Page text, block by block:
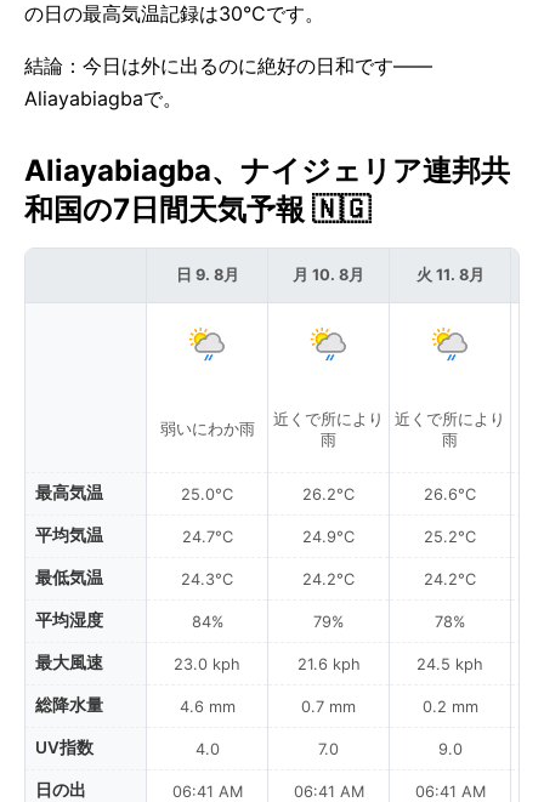
の日の最高気温記録は30°Cです。
結論：今日は外に出るのに絶好の日和です——
Aliayabiagbaで。
Aliayabiagba、ナイジェリア連邦共
和国の7日間天気予報 🇳🇬
最高気温
平均気温
最低気温
平均湿度
最大風速
総降水量
UV指数
日の出
日 9. 8月
弱いにわか雨
25.0°C
24.7°C
24.3°C
84%
23.0 kph
4.6 mm
4.0
06:41 AM
月 10. 8月
近くで所により
雨
26.2°C
24.9°C
24.2°C
79%
21.6 kph
0.7 mm
7.0
06:41 AM
火 11. 8月
近くで所により
雨
26.6°C
25.2°C
24.2°C
78%
24.5 kph
0.2 mm
9.0
06:41 AM